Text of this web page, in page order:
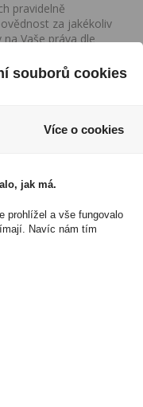
pravidelně
za jakékoliv
Vaše práva dle
pro osobní použití
souhlasu
a využijte
souborů cookies
Více o cookies
jak má.
prohlížel a vše fungovalo
Navíc nám tím